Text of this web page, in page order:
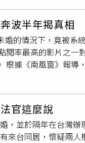
總店，她的好手藝不
熟客結緣，進一步
官員們卻上門了，原
便依照違反《就業
因此被勞動部後台
認為官員「來暗的
必須遣返的命令是
？小鄭坦言，儘管
度來台，不過屆時婚
審查，官員屆時若拿
白，「官大學問大啊
導，高雄市雄美慈善
友工作，自力更生
介紹的「外快」工
若有不從者，則會
才驚覺自己的帳戶
又因無力易科罰金
行帳戶。（圖／資
不知道，根本不會在
卡」，只要提供這
往「開戶」，將他
從查起，較少針對弱
緒低落之際，夏以「
便從夏家位於北屯
足，殺人罪部分夏氏
、二審皆判處夏朝
起「婚姻無效」之訴
，無法證明具備「
件，宣告婚姻無效
親單獨繼承。但依
元。由於賴母原為中
皆為中國籍且本人
母試圖以註銷戶籍
等於讓條文形同虛設
波半年揭真相
婚的情況下，竟被系
率最高的影片之一
據《南風窗》報導
態為「已婚」。由於
。」她曾懷疑是否因
人民銀行征信中心客
，將婚姻狀態設為已
，類似「被結婚」
官這麼說
，並於隔年在台灣辦
來台同居，懷疑兩人